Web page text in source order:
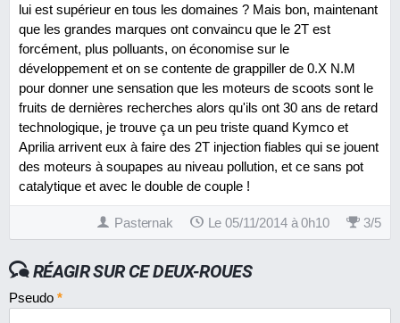
lui est supérieur en tous les domaines ? Mais bon, maintenant
que les grandes marques ont convaincu que le 2T est
forcément, plus polluants, on économise sur le
développement et on se contente de grappiller de 0.X N.M
pour donner une sensation que les moteurs de scoots sont le
fruits de dernières recherches alors qu'ils ont 30 ans de retard
technologique, je trouve ça un peu triste quand Kymco et
Aprilia arrivent eux à faire des 2T injection fiables qui se jouent
des moteurs à soupapes au niveau pollution, et ce sans pot
catalytique et avec le double de couple !
Pasternak Le 05/11/2014 à 0h10 3/5
RÉAGIR SUR CE DEUX-ROUES
Pseudo *